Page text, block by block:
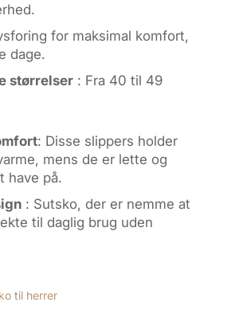
for maksimal komfort,
dage.
størrelser : Fra 40 til 49
: Disse slippers holder
mens de er lette og
have på.
: Sutsko, der er nemme at
til daglig brug uden
til herrer